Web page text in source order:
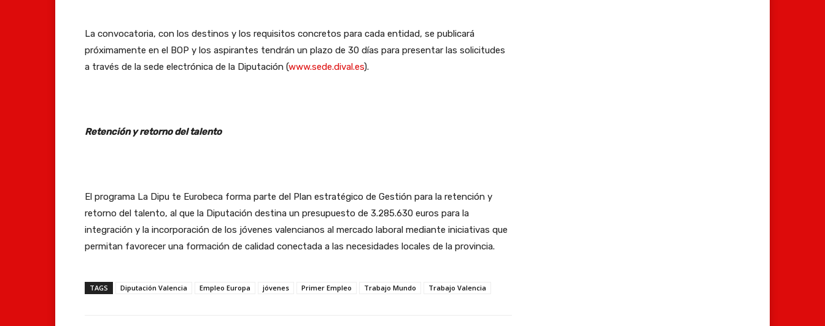
La convocatoria, con los destinos y los requisitos concretos para cada entidad, se publicará
próximamente en el BOP y los aspirantes tendrán un plazo de 30 días para presentar las solicitudes
a través de la sede electrónica de la Diputación (www.sede.dival.es).
Retención y retorno del talento
El programa La Dipu te Eurobeca forma parte del Plan estratégico de Gestión para la retención y
retorno del talento, al que la Diputación destina un presupuesto de 3.285.630 euros para la
integración y la incorporación de los jóvenes valencianos al mercado laboral mediante iniciativas que
permitan favorecer una formación de calidad conectada a las necesidades locales de la provincia.
TAGS Diputación Valencia Empleo Europa jóvenes Primer Empleo Trabajo Mundo Trabajo Valencia